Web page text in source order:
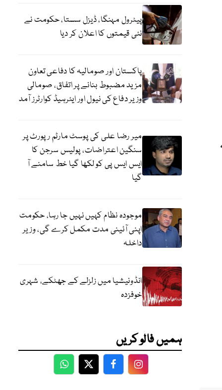
پیٹرول مہنگا، ڈیزل سستا، حکومت نے
نئی قیمتوں کا اعلان کر دیا
پاکستان اور صومالیہ کا دفاعی تعاون
مزید مضبوط بنانے پر اتفاق، صومالی
وزیر دفاع کی نیول اور ایئرہیڈ کوارٹرز آمد
میر رضا علی کی پوسٹ مارٹم رپورٹ پر
سنگین اعتراضات، پولیس سرجن کا
ایس ایس پی کو لکھا گیا خط سامنے آ
گیا
موجودہ نظام کہیں نہیں جا رہا، حکومت
اپنی آئینی مدت مکمل کرے گی، وزیر
داخلہ
انڈونیشیا میں زلزلے کے جھٹکے، شہری
خوفزدہ
ہمیں فالو کریں
WhatsApp
TwitterFacebookFacebook